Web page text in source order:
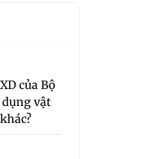
của Bộ
vật